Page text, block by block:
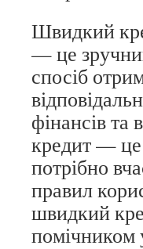
Швидкий
— це
спосіб
фінансів та
кредит — це
потрібно
правил
швидкий
помічником